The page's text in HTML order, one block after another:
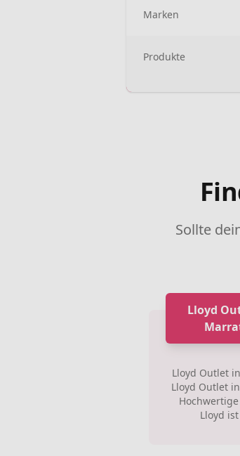
Marken
Produkte
Sollte
Lloyd
Lloyd Outlet
Lloyd Outlet
Lloyd